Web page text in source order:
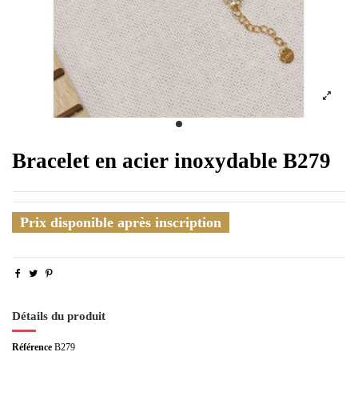
Bracelet en acier inoxydable B279
Prix disponible après inscription
Détails du produit
Référence B279